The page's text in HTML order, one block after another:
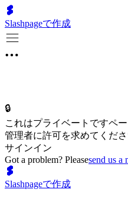
Slashpageで作成
🔒
これはプライベートですペ
管理者に許可を求めてくだ
サインイン
Got a problem? Pleasesend us a
Slashpageで作成